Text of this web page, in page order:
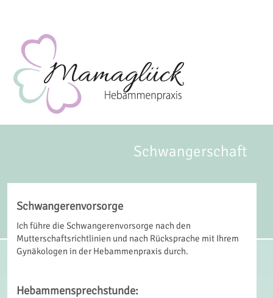
Schwangerschaft
Schwangerenvorsorge
Ich führe die Schwangerenvorsorge nach den
Mutterschaftsrichtlinien und nach Rücksprache mit Ihrem
Gynäkologen in der Hebammenpraxis durch.
Hebammensprechstunde: